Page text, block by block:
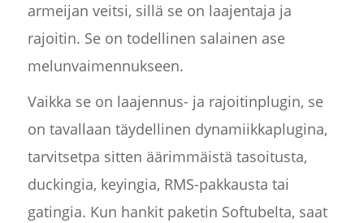
armeijan veitsi, sillä se on laajentaja ja
rajoitin. Se on todellinen salainen ase
melunvaimennukseen.
Vaikka se on laajennus- ja rajoitinplugin, se
on tavallaan täydellinen dynamiikkaplugina,
tarvitsetpa sitten äärimmäistä tasoitusta,
duckingia, keyingia, RMS-pakkausta tai
gatingia. Kun hankit paketin Softubelta, saat